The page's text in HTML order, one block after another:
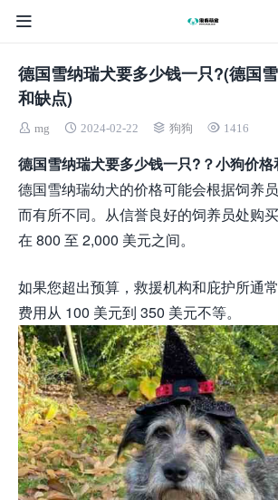
德国雪纳瑞犬要多少钱一只?(德国
和缺点)
mg 2024-02-22 狗狗 1416
德国雪纳瑞犬要多少钱一只?？小狗价格
德国雪纳瑞幼犬的价格可能会根据饲养
而有所不同。从信誉良好的饲养员处购
在 800 至 2,000 美元之间。
如果您超出预算，救援机构和庇护所通
费用从 100 美元到 350 美元不等。